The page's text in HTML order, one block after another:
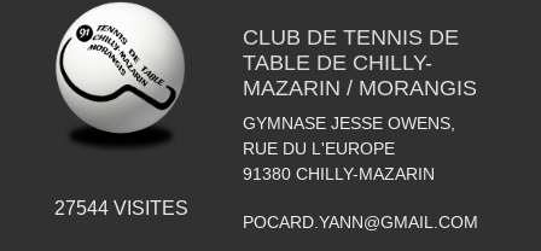
27544VISITES
CLUB DE TENNIS DE
TABLE DE CHILLY-
MAZARIN / MORANGIS
GYMNASE JESSE OWENS,
RUE DU L'EUROPE
91380 CHILLY-MAZARIN
POCARD.YANN@GMAIL.COM